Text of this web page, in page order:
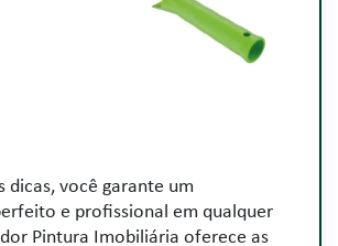
dicas, você garante um
e profissional em qualquer
Pintura Imobiliária oferece as